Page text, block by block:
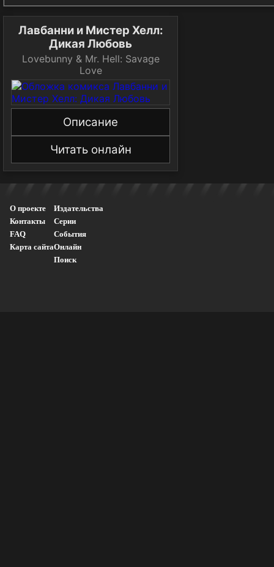
Лавбанни и Мистер Хелл:
Дикая Любовь
Lovebunny & Mr. Hell: Savage
Love
Описание
Читать онлайн
О проекте
Контакты
FAQ
Карта сайта
Издательства
Серии
События
Онлайн
Поиск